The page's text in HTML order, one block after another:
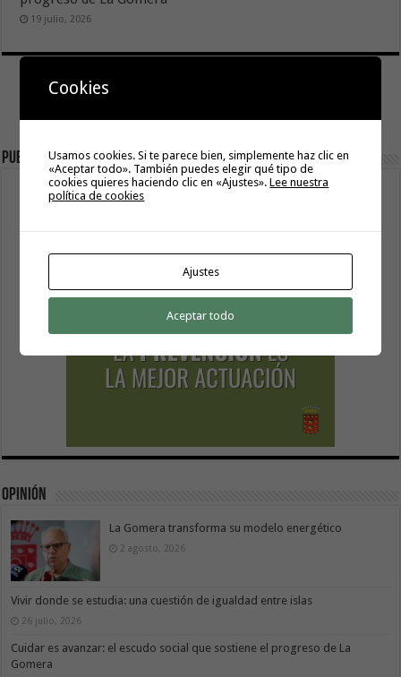
19 julio, 2026
Publicidad
Opinión
La Gomera transforma su modelo energético
2 agosto, 2026
Vivir donde se estudia: una cuestión de igualdad entre islas
26 julio, 2026
Cuidar es avanzar: el escudo social que sostiene el progreso de La
Gomera
Cookies
Usamos cookies. Si te parece bien, simplemente haz clic en
«Aceptar todo». También puedes elegir qué tipo de
cookies quieres haciendo clic en «Ajustes».Lee nuestra
política de cookies
Ajustes
Aceptar todo